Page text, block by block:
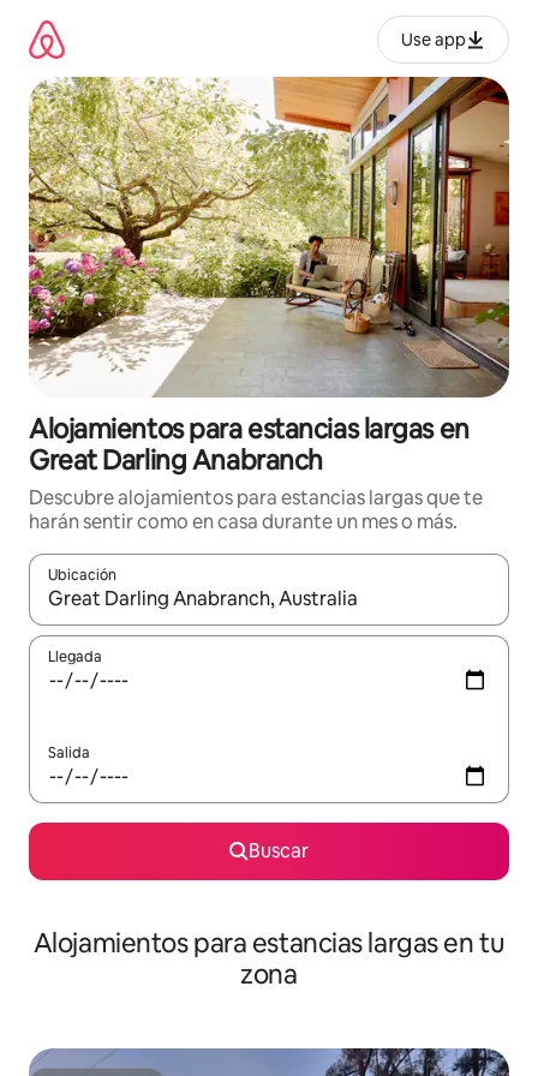
contenido
Use app
Alojamientos para estancias largas en
Great Darling Anabranch
Descubre alojamientos para estancias largas que te
harán sentir como en casa durante un mes o más.
Ubicación
Cuando los resultados estén disponibles, podrás navegar
Llegada
Salida
Buscar
Alojamientos para estancias largas en tu
zona